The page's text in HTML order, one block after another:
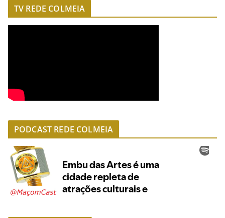
TV REDE COLMEIA
PODCAST REDE COLMEIA